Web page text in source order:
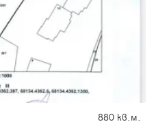
880 кв.м.